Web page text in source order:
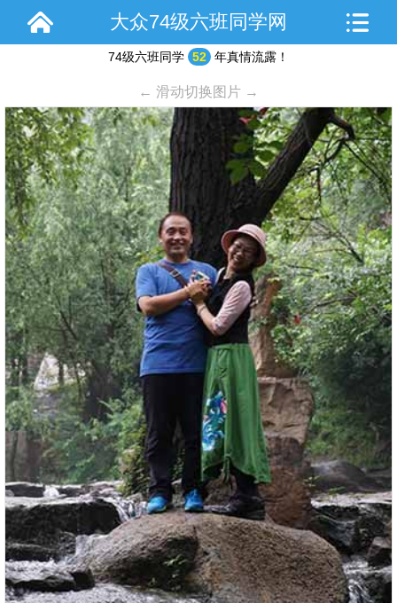
大众74级六班同学网
74级六班同学 52 年真情流露！
← 滑动切换图片 →